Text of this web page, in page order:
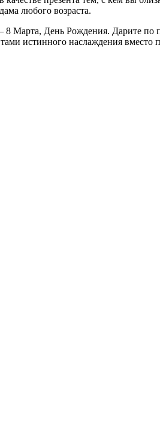
любого возраста.
8 Марта, День Рождения. Дарите
истинного наслаждения вместо